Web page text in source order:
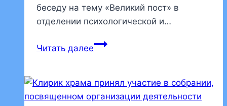
беседу на тему «Великий пост» в
отделении психологической и…
Читать далееВ
состоялась
беседа